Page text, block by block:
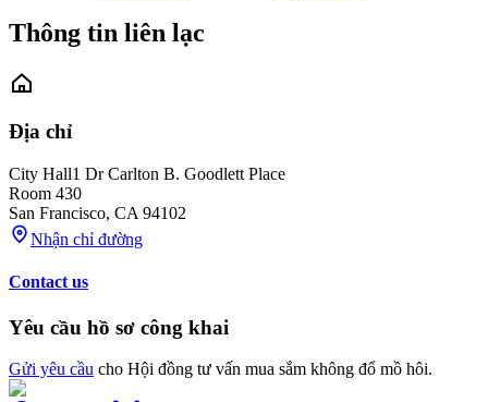
Thông tin liên lạc
Địa chỉ
City Hall1 Dr Carlton B. Goodlett Place
Room 430
San Francisco, CA 94102
Nhận chỉ đường
Contact us
Yêu cầu hồ sơ công khai
Gửi yêu cầu cho Hội đồng tư vấn mua sắm không đổ mồ hôi.